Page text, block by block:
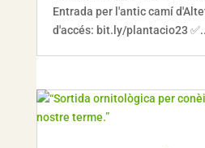
Entrada per l'antic camí
d'accés: bit.ly/plantacio23